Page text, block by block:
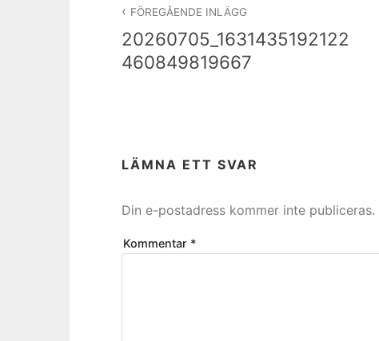
FÖREGÅENDE INLÄGG
20260705_1631435192122
460849819667
LÄMNA ETT SVAR
Din e-postadress kommer inte publiceras.
Kommentar *